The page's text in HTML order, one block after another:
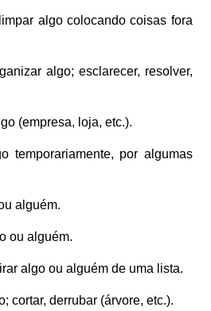
algo colocando coisas fora
algo; esclarecer, resolver,
(empresa, loja, etc.).
temporariamente, por algumas
alguém.
ou alguém.
algo ou alguém de uma lista.
cortar, derrubar (árvore, etc.).